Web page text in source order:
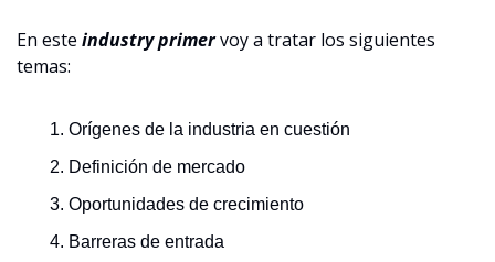
En este industry primer voy a tratar los siguientes
temas:
Orígenes de la industria en cuestión
Definición de mercado
Oportunidades de crecimiento
Barreras de entrada